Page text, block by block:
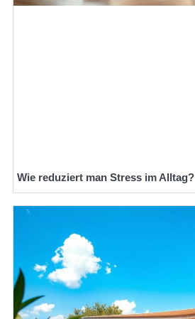
Wie reduziert man Stress im Alltag?